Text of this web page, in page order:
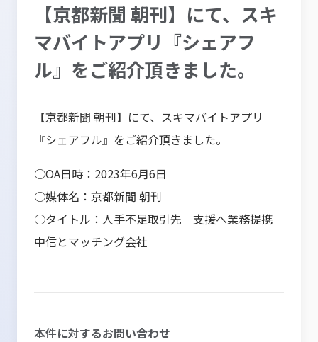
【京都新聞 朝刊】にて、スキ
マバイトアプリ『シェアフ
ル』をご紹介頂きました。
【京都新聞 朝刊】にて、スキマバイトアプリ
『シェアフル』をご紹介頂きました。
○OA日時：2023年6月6日
○媒体名：京都新聞 朝刊
○タイトル：人手不足取引先 支援へ業務提携
中信とマッチング会社
本件に対するお問い合わせ